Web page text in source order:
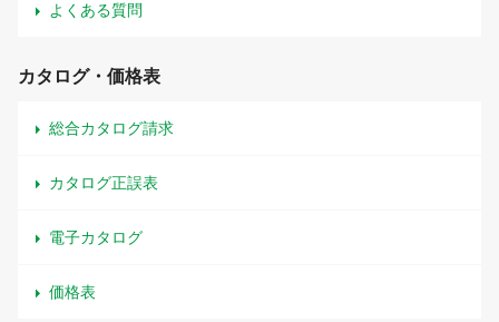
よくある質問
カタログ・価格表
総合カタログ請求
カタログ正誤表
電子カタログ
価格表